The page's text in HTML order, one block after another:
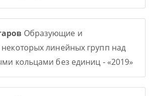
Образующие и
линейных групп над
кольцами без единиц - «2019»